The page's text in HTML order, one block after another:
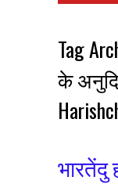
Tag
के
भारतेंदु